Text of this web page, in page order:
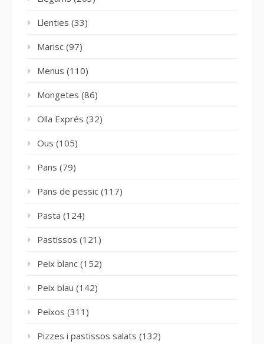
Llenties (33)
Marisc (97)
Menus (110)
Mongetes (86)
Olla Exprés (32)
Ous (105)
Pans (79)
Pans de pessic (117)
Pasta (124)
Pastissos (121)
Peix blanc (152)
Peix blau (142)
Peixos (311)
Pizzes i pastissos salats (132)